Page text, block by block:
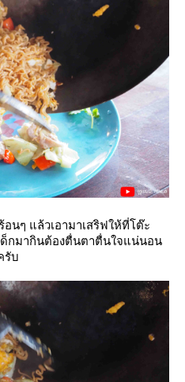
นๆ แล้วเอามาเสริฟให้ที่โต๊ะ
ด็กมากินต้องตื่นตาตื่นใจแน่นอน
รับ